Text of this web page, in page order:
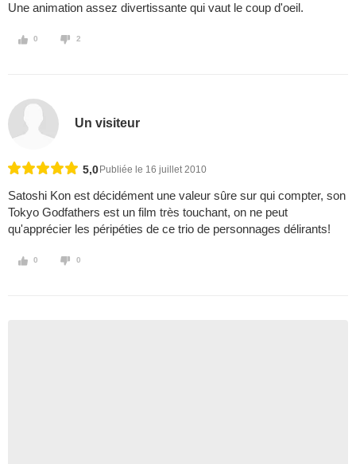
Une animation assez divertissante qui vaut le coup d'oeil.
0 2
Un visiteur
5,0 Publiée le 16 juillet 2010
Satoshi Kon est décidément une valeur sûre sur qui compter, son
Tokyo Godfathers est un film très touchant, on ne peut
qu'apprécier les péripéties de ce trio de personnages délirants!
0 0